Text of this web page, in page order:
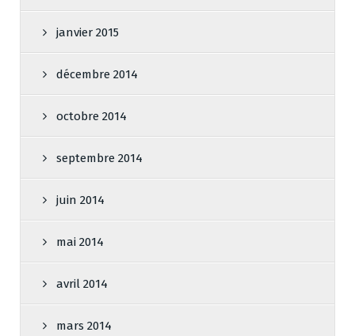
janvier 2015
décembre 2014
octobre 2014
septembre 2014
juin 2014
mai 2014
avril 2014
mars 2014